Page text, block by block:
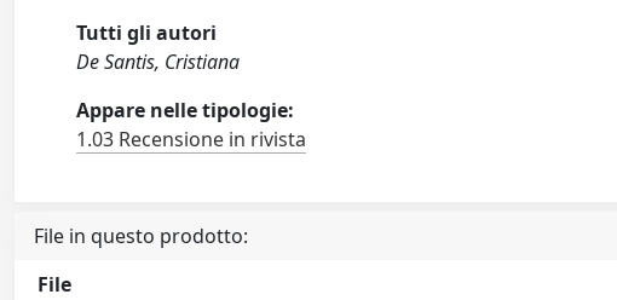
Tutti gli autori
De Santis, Cristiana
Appare nelle tipologie:
1.03 Recensione in rivista
File in questo prodotto:
File